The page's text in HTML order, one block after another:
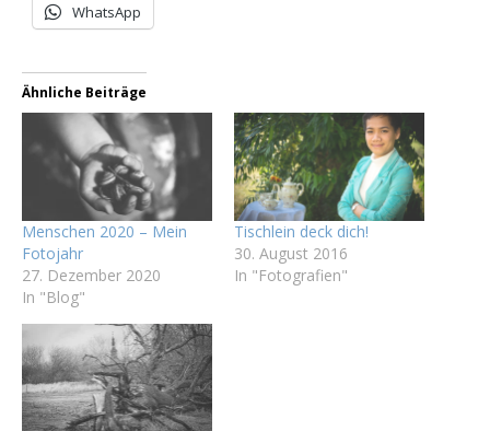
WhatsApp
Ähnliche Beiträge
Menschen 2020 – Mein
Fotojahr
27. Dezember 2020
In "Blog"
Tischlein deck dich!
30. August 2016
In "Fotografien"